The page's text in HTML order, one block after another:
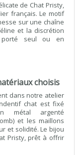
de Chat Pristy,
français. Le motif
sur une chaîne
et la discrétion
seul ou en
choisis
dans notre atelier
chat est fixé
métal argenté
et les maillons
et solidité. Le bijou
Pristy, prêt à offrir